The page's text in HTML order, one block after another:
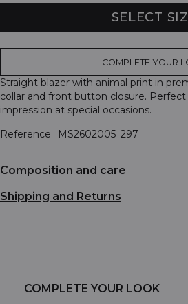
SELECT
COMPLETE YOUR
Straight blazer with animal print in
collar and front button closure.
impression at special occasions.
Reference
MS2602005_297
Composition and care
Shipping and Returns
COMPLETE YOUR LOOK